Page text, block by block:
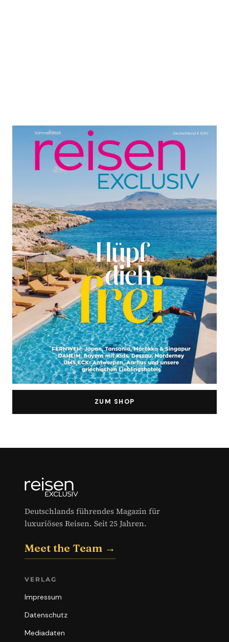
ZUM SHOP
Deutschlands führendes Magazin für
luxuriöses Reisen. Seit 25 Jahren.
Meet the Team →
VERLAG
Impressum
Datenschutz
Mediadaten